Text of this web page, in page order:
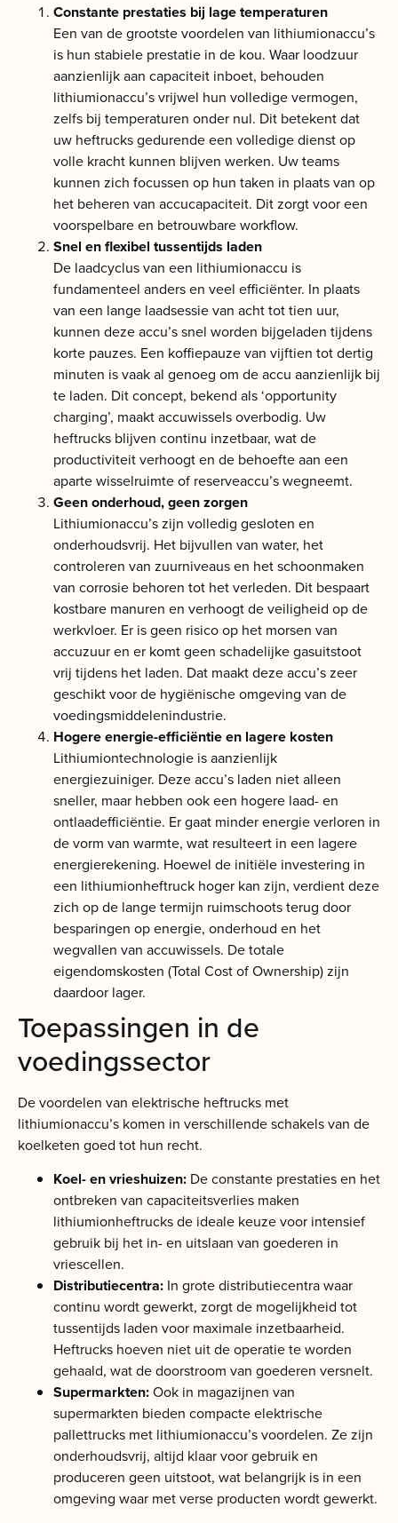
Constante prestaties bij lage temperaturen
Een van de grootste voordelen van lithiumionaccu’s
is hun stabiele prestatie in de kou. Waar loodzuur
aanzienlijk aan capaciteit inboet, behouden
lithiumionaccu’s vrijwel hun volledige vermogen,
zelfs bij temperaturen onder nul. Dit betekent dat
uw heftrucks gedurende een volledige dienst op
volle kracht kunnen blijven werken. Uw teams
kunnen zich focussen op hun taken in plaats van op
het beheren van accucapaciteit. Dit zorgt voor een
voorspelbare en betrouwbare workflow.
Snel en flexibel tussentijds laden
De laadcyclus van een lithiumionaccu is
fundamenteel anders en veel efficiënter. In plaats
van een lange laadsessie van acht tot tien uur,
kunnen deze accu’s snel worden bijgeladen tijdens
korte pauzes. Een koffiepauze van vijftien tot dertig
minuten is vaak al genoeg om de accu aanzienlijk bij
te laden. Dit concept, bekend als ‘opportunity
charging’, maakt accuwissels overbodig. Uw
heftrucks blijven continu inzetbaar, wat de
productiviteit verhoogt en de behoefte aan een
aparte wisselruimte of reserveaccu’s wegneemt.
Geen onderhoud, geen zorgen
Lithiumionaccu’s zijn volledig gesloten en
onderhoudsvrij. Het bijvullen van water, het
controleren van zuurniveaus en het schoonmaken
van corrosie behoren tot het verleden. Dit bespaart
kostbare manuren en verhoogt de veiligheid op de
werkvloer. Er is geen risico op het morsen van
accuzuur en er komt geen schadelijke gasuitstoot
vrij tijdens het laden. Dat maakt deze accu’s zeer
geschikt voor de hygiënische omgeving van de
voedingsmiddelenindustrie.
Hogere energie-efficiëntie en lagere kosten
Lithiumiontechnologie is aanzienlijk
energiezuiniger. Deze accu’s laden niet alleen
sneller, maar hebben ook een hogere laad- en
ontlaadefficiëntie. Er gaat minder energie verloren in
de vorm van warmte, wat resulteert in een lagere
energierekening. Hoewel de initiële investering in
een lithiumionheftruck hoger kan zijn, verdient deze
zich op de lange termijn ruimschoots terug door
besparingen op energie, onderhoud en het
wegvallen van accuwissels. De totale
eigendomskosten (Total Cost of Ownership) zijn
daardoor lager.
Toepassingen in de
voedingssector
De voordelen van elektrische heftrucks met
lithiumionaccu’s komen in verschillende schakels van de
koelketen goed tot hun recht.
Koel- en vrieshuizen: De constante prestaties en het
ontbreken van capaciteitsverlies maken
lithiumionheftrucks de ideale keuze voor intensief
gebruik bij het in- en uitslaan van goederen in
vriescellen.
Distributiecentra: In grote distributiecentra waar
continu wordt gewerkt, zorgt de mogelijkheid tot
tussentijds laden voor maximale inzetbaarheid.
Heftrucks hoeven niet uit de operatie te worden
gehaald, wat de doorstroom van goederen versnelt.
Supermarkten:Ook in magazijnen van
supermarkten bieden compacte elektrische
pallettrucks met lithiumionaccu’s voordelen. Ze zijn
onderhoudsvrij, altijd klaar voor gebruik en
produceren geen uitstoot, wat belangrijk is in een
omgeving waar met verse producten wordt gewerkt.